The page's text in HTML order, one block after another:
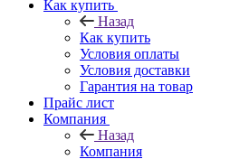
Как купить
Назад
Как купить
Условия оплаты
Условия доставки
Гарантия на товар
Прайс лист
Компания
Назад
Компания